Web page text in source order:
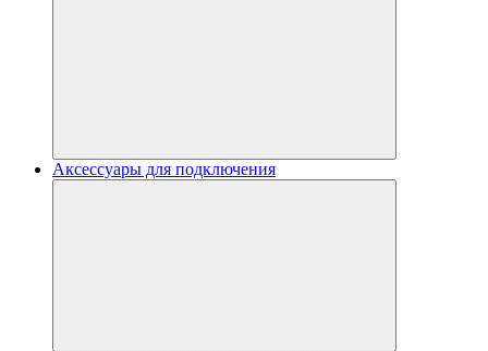
Аксессуары для подключения